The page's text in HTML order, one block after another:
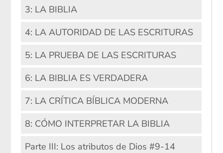
3: LA BIBLIA
4: LA AUTORIDAD DE LAS ESCRITURAS
5: LA PRUEBA DE LAS ESCRITURAS
6: LA BIBLIA ES VERDADERA
7: LA CRÍTICA BÍBLICA MODERNA
8: CÓMO INTERPRETAR LA BIBLIA
Parte III: Los atributos de Dios #9-14